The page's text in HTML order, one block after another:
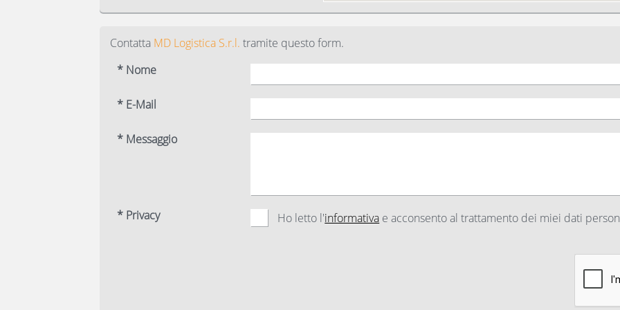
Contatta MD Logistica S.r.l. tramite questo form.
* Nome
* E-Mail
* Messaggio
* Privacy Ho letto l'informativa e acconsento al trattamento dei miei dati